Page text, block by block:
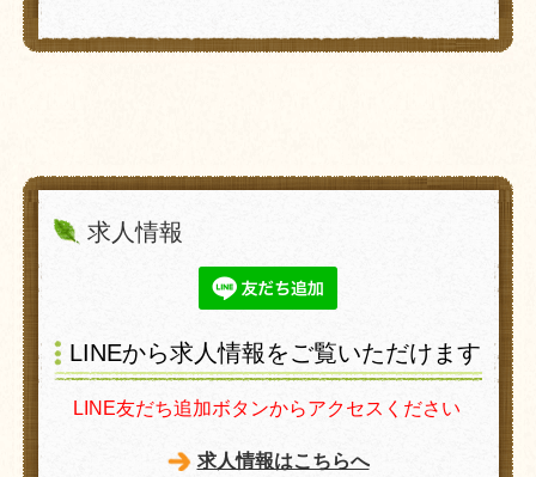
求人情報
LINEから求人情報をご覧いただけます
LINE友だち追加ボタンからアクセスください
求人情報はこちらへ